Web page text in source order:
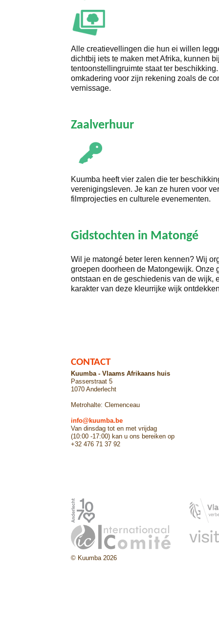
Alle creatievellingen die hun ei willen
dichtbij iets te maken met Afrika, kunnen
tentoonstellingruimte staat ter
omkadering voor zijn rekening zoals de
vernissage.
Zaalverhuur
Kuumba heeft vier zalen die ter
verenigingsleven. Je kan ze huren voor
filmprojecties en culturele evenementen.
Gidstochten in Matongé
Wil je matongé beter leren kennen? Wij
groepen doorheen de Matongewijk. Onze
ontstaan en de geschiedenis van de wijk,
karakter van deze kleurrijke wijk
CONTACT
Kuumba - Vlaams Afrikaans huis
Passerstraat 5
1070 Anderlecht
Metrohalte: Clemenceau
info@kuumba.be
Van dinsdag tot en met vrijdag
(10:00 -17:00) kan u ons bereiken op
+32 476 71 37 92
© Kuumba 2026